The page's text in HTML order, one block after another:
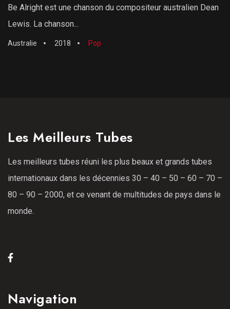
Be Alright est une chanson du compositeur australien Dean
Lewis. La chanson...
Australie 2018 Pop
Les Meilleurs Tubes
Les meilleurs tubes réuni les plus beaux et grands tubes
internationaux dans les décennies 30 – 40 – 50 – 60 – 70 –
80 – 90 – 2000, et ce venant de multitudes de pays dans le
monde.
Navigation